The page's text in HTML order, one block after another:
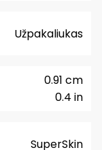
Užpakaliukas
0.4 in
0.91 cm
SuperSkin